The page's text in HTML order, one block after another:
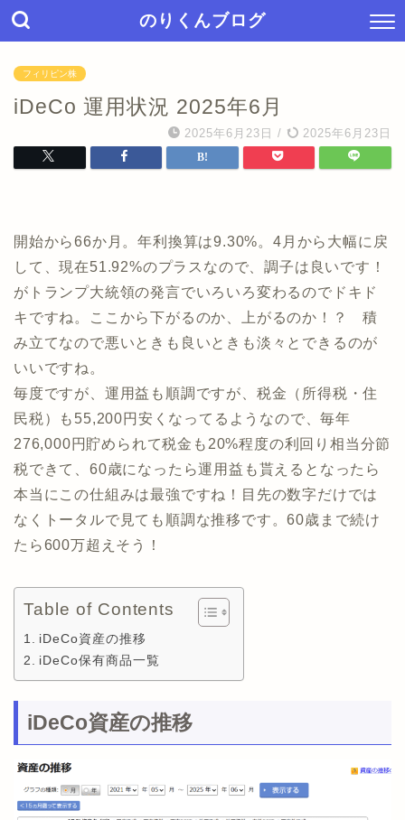
のりくんブログ
フィリピン株
iDeCo 運用状況 2025年6月
2025年6月23日 / 2025年6月23日
開始から66か月。年利換算は9.30%。4月から大幅に戻
して、現在51.92%のプラスなので、調子は良いです！
がトランプ大統領の発言でいろいろ変わるのでドキド
キですね。ここから下がるのか、上がるのか！？ 積
み立てなので悪いときも良いときも淡々とできるのが
いいですね。
毎度ですが、運用益も順調ですが、税金（所得税・住
民税）も55,200円安くなってるようなので、毎年
276,000円貯められて税金も20%程度の利回り相当分節
税できて、60歳になったら運用益も貰えるとなったら
本当にこの仕組みは最強ですね！目先の数字だけでは
なくトータルで見ても順調な推移です。60歳まで続け
たら600万超えそう！
Table of Contents
iDeCo資産の推移
iDeCo保有商品一覧
iDeCo資産の推移